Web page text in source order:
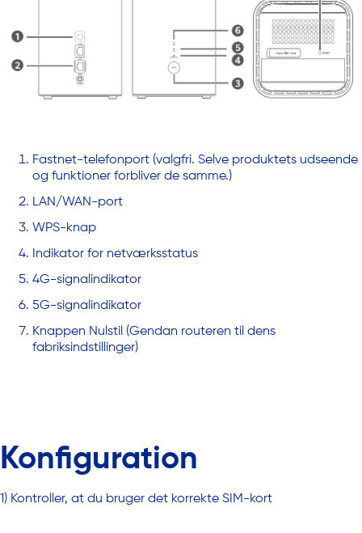
Fastnet-telefonport (valgfri. Selve produktets udseende
og funktioner forbliver de samme.)
LAN/WAN-port
WPS-knap
Indikator for netværksstatus
4G-signalindikator
5G-signalindikator
Knappen Nulstil (Gendan routeren til dens
fabriksindstillinger)
Konfiguration
1) Kontroller, at du bruger det korrekte SIM-kort